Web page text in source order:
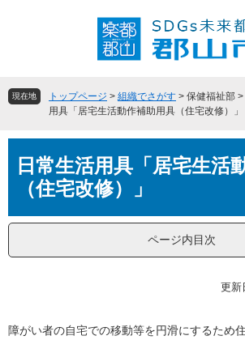
頭
飛現在地 トップページ > 組織でさがす > 保健福祉部 >
用具「居宅生活動作補助用具（住宅改修）」
日常生活用具「居宅生活
（住宅改修）」
ページ内目次
更新
障がい者の自宅での移動等を円滑にするため